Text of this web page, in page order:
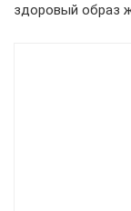
здоровый образ